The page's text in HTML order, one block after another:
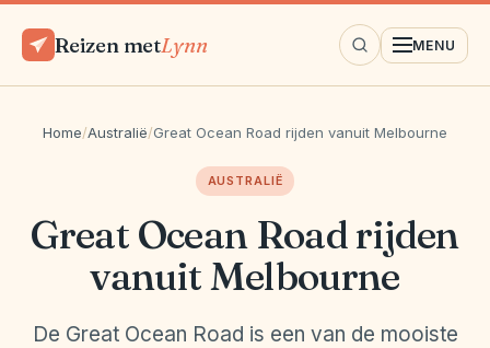
Reizen metLynn MENU
Home/Australië/Great Ocean Road rijden vanuit Melbourne
AUSTRALIË
Great Ocean Road rijden
vanuit Melbourne
De Great Ocean Road is een van de mooiste